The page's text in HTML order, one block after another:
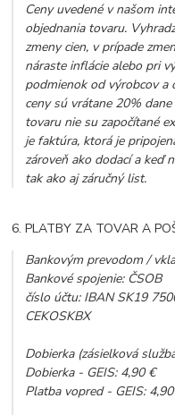
Ceny uvedené v našom
objednania tovaru.
zmeny cien, v prípade
náraste inflácie alebo pri
podmienok od výrobcov
ceny sú vrátane 20%
tovaru nie su započítané
je faktúra, ktorá je
zároveň ako dodací a keď
tak ako aj záručný list.
6. PLATBY ZA TOVAR A
Bankovým prevodom /
Bankové spojenie: ČSOB
číslo účtu: IBAN SK19
CEKOSKBX
Dobierka (zásielková
Dobierka - GEIS: 4,90 €
Platba vopred - GEIS: